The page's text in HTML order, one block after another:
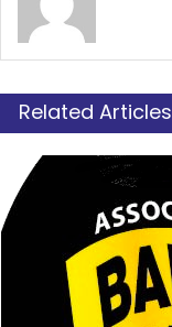
Related Articles